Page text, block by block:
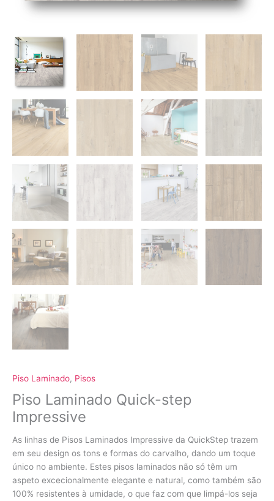
Piso Laminado, Pisos
Piso Laminado Quick-step
Impressive
As linhas de Pisos Laminados Impressive da QuickStep trazem
em seu design os tons e formas do carvalho, dando um toque
único no ambiente. Estes pisos laminados não só têm um
aspeto excecionalmente elegante e natural, como também são
100% resistentes à umidade, o que faz com que limpá-los seja